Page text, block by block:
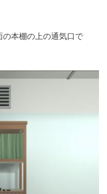
本棚の上の通気口で